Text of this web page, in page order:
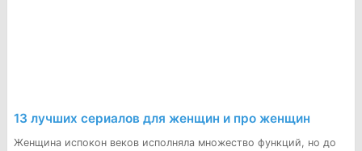
13 лучших сериалов для женщин и про женщин
Женщина испокон веков исполняла множество функций, но до